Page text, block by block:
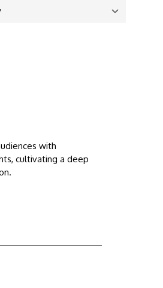
with
cultivating a deep